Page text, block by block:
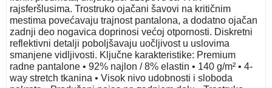
rajsferšlusima. Trostruko ojačani šavovi na kritičnim
mestima povećavaju trajnost pantalona, a dodatno ojačan
zadnji deo nogavica doprinosi većoj otpornosti. Diskretni
reflektivni detalji poboljšavaju uočljivost u uslovima
smanjene vidljivosti. Ključne karakteristike: Premium
radne pantalone • 92% najlon / 8% elastin • 140 g/m² • 4-
way stretch tkanina • Visok nivo udobnosti i sloboda